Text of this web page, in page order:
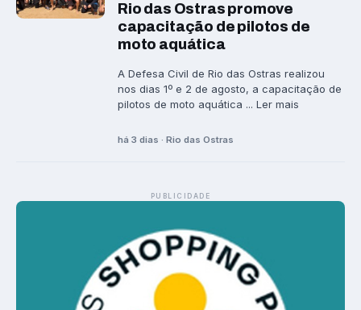
Rio das Ostras promove
capacitação de pilotos de
moto aquática
A Defesa Civil de Rio das Ostras realizou
nos dias 1º e 2 de agosto, a capacitação de
pilotos de moto aquática ... Ler mais
há 3 dias · Rio das Ostras
PUBLICIDADE